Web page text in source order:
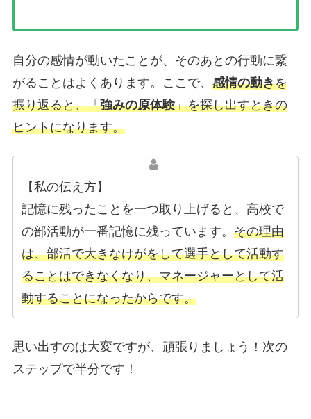
自分の感情が動いたことが、そのあとの行動に繋
がることはよくあります。ここで、 感情の動きを
振り返ると、「強みの原体験」を探し出すときの
ヒントになります。
【私の伝え方】
記憶に残ったことを一つ取り上げると、高校で
の部活動が一番記憶に残っています。 その理由
は、部活で大きなけがをして選手として活動す
ることはできなくなり、マネージャーとして活
動することになったからです。
思い出すのは大変ですが、頑張りましょう！次の
ステップで半分です！